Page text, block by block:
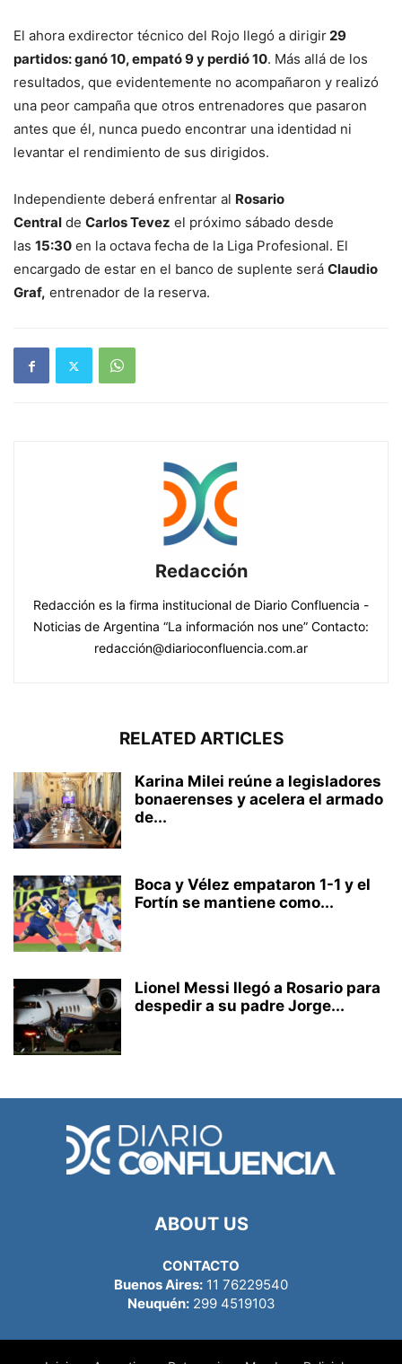
El ahora exdirector técnico del Rojo llegó a dirigir29
partidos: ganó 10, empató 9 y perdió 10. Más allá de los
resultados, que evidentemente no acompañaron y realizó
una peor campaña que otros entrenadores que pasaron
antes que él, nunca puedo encontrar una identidad ni
levantar el rendimiento de sus dirigidos.
Independiente deberá enfrentar al Rosario
Central de Carlos Tevez el próximo sábado desde
las 15:30 en la octava fecha de la Liga Profesional. El
encargado de estar en el banco de suplente será Claudio
Graf, entrenador de la reserva.
Redacción
Redacción es la firma institucional de Diario Confluencia -
Noticias de Argentina “La información nos une” Contacto:
redacción@diarioconfluencia.com.ar
RELATED ARTICLES
Karina Milei reúne a legisladores
bonaerenses y acelera el armado
de...
Boca y Vélez empataron 1-1 y el
Fortín se mantiene como...
Lionel Messi llegó a Rosario para
despedir a su padre Jorge...
ABOUT US
CONTACTO
Buenos Aires: 11 76229540
Neuquén:299 4519103